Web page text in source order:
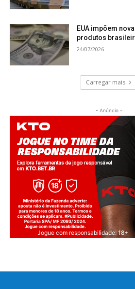
EUA impõem
produtos
24/07/2026
Carregar mais
- Anúncio -
Jogue com responsabilidade. 18+